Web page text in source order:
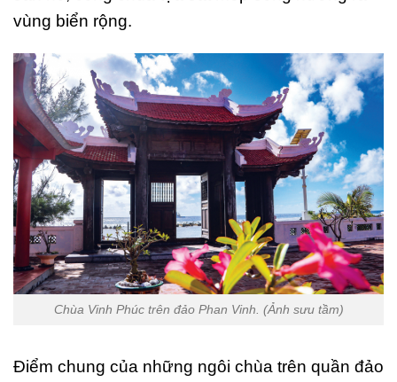
vùng biển rộng.
Chùa Vinh Phúc trên đảo Phan Vinh. (Ảnh sưu tầm)
Điểm chung của những ngôi chùa trên quần đảo